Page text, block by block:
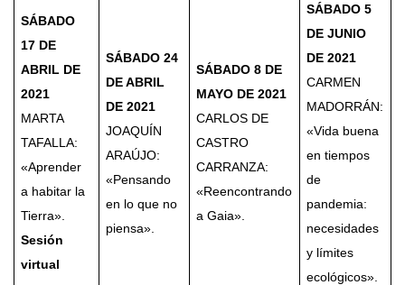
SÁBADO
17 DE
ABRIL DE
2021
MARTA
TAFALLA:
«Aprender
a habitar la
Tierra».
Sesión
virtual
SÁBADO 24
DE ABRIL
DE 2021
JOAQUÍN
ARAÚJO:
«Pensando
en lo que no
piensa».
SÁBADO 8 DE
MAYO DE 2021
CARLOS DE
CASTRO
CARRANZA:
«Reencontrando
a Gaia».
SÁBADO 5
DE JUNIO
DE 2021
CARMEN
MADORRÁN:
«Vida buena
en tiempos
de
pandemia:
necesidades
y límites
ecológicos».